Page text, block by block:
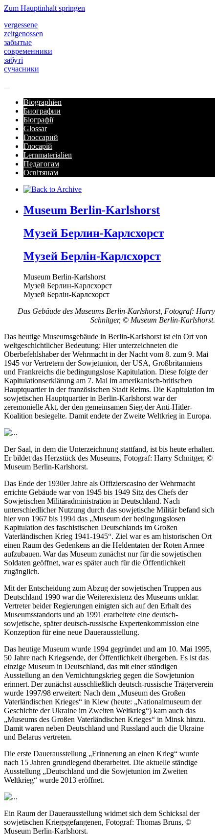
Zum Hauptinhalt springen
vergessene
zeitgenossen
забытые
современники
забуті
сучасники
Biographien
Биографии
Біографії
Glossar
Глоссарий
Глосарій
Lernmaterialien
Педагогам
Освітянам
Museum Berlin-Karlshorst
Музей Берлин-Карлсхорст
Музей Берлін-Карлсхорст
Museum Berlin-Karlshorst
Музей Берлин-Карлсхорст
Музей Берлін-Карлсхорст
Das Gebäude des Museums Berlin-Karlshorst, Fotograf: Harry
Schnitger, © Museum Berlin-Karlshorst.
Das heutige Museumsgebäude in Berlin-Karlshorst ist ein Ort von
weltgeschichtlicher Bedeutung: Hier unterzeichneten die
Oberbefehlshaber der Wehrmacht in der Nacht vom 8. zum 9. Mai
1945 vor Vertretern der Sowjetunion, der USA, Großbritanniens
und Frankreichs die bedingungslose Kapitulation. Diese folgte der
Kapitulationserklärung am 7. Mai im amerikanisch-britischen
Hauptquartier in der französischen Stadt Reims. Die Kapitulation im
sowjetischen Hauptquartier in Berlin-Karlshorst war der
zeremonielle Akt, der den gemeinsamen Sieg der Anti-Hitler-
Koalition besiegelte. Damit endete der Zweite Weltkrieg in Europa.
Der Saal, in dem die Unterzeichnung stattfand, ist bis heute erhalten.
Er bildet das Herzstück des Museums, Fotograf: Harry Schnitger, ©
Museum Berlin-Karlshorst.
Das Ende der 1930er Jahre als Offizierscasino der Wehrmacht
errichte Gebäude war von 1945 bis 1949 Sitz des Chefs der
Sowjetischen Militäradministration in Deutschland. Nach
unterschiedlicher Nutzung durch das sowjetische Militär befand sich
hier von 1967 bis 1994 das „Museum der bedingungslosen
Kapitulation des faschistischen Deutschlands im Großen
Vaterländischen Krieg 1941-1945“. Ziel war es am historischen Ort
einen Raum des Gedenkens an die Heldentaten der Roten Armee
aufzubauen. War das Museum zunächst nur für die sowjetischen
Soldaten geöffnet, war es später auch für die Öffentlichkeit
zugänglich.
Mit der Entscheidung zum Abzug der sowjetischen Truppen aus
Deutschland 1990 war die Weiterexistenz des Museums unklar.
Vertreter beider Regierungen einigten sich auf den Erhalt des
Museumsstandorts und ab 1991 erarbeitete eine deutsch-
sowjetische, später deutsch-russische Expertenkommission eine
Konzeption für eine neue Dauerausstellung.
Das heutige Museum wurde 1994 gegründet und am 10. Mai 1995,
50 Jahre nach Kriegsende, der Öffentlichkeit übergeben. Es ist das
einzige Museum in Deutschland, das mit einer ständigen
Ausstellung an den Vernichtungskrieg gegen die Sowjetunion
erinnert. Der zunächst ausschließlich deutsch-russische Trägerverein
wurde 1997/98 erweitert: Nach dem „Museum des Großen
Vaterländischen Krieges“ in Kiew (heute: „Nationalmuseum der
Geschichte der Ukraine im Zweiten Weltkrieg“) kam auch das
„Museums des Großen Vaterländischen Krieges“ in Minsk hinzu.
Damit waren neben Deutschland und Russland auch die Ukraine
und Belarus vertreten.
Die erste Dauerausstellung „Erinnerung an einen Krieg“ wurde
nach 15 Jahren grundlegend überarbeitet. Die aktuelle ständige
Ausstellung „Deutschland und die Sowjetunion im Zweiten
Weltkrieg“ wurde 2013 eröffnet.
Ein Raum der Dauerausstellung widmet sich dem Schicksal der
sowjetischen Kriegsgefangenen, Fotograf: Thomas Bruns, ©
Museum Berlin-Karlshorst.